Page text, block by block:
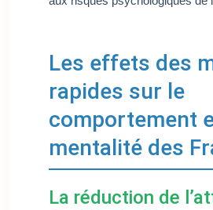
Les effets des
rapides sur le
comportement
mentalité des
La réduction de